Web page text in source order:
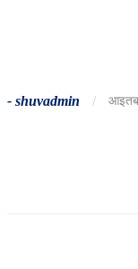
- shuvadmin /